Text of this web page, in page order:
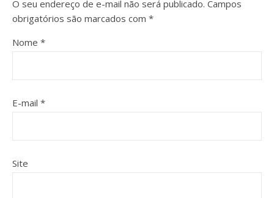
O seu endereço de e-mail não será publicado. Campos
obrigatórios são marcados com *
Nome *
E-mail *
Site